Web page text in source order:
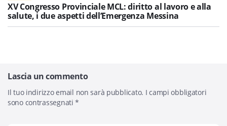
XV Congresso Provinciale MCL: diritto al lavoro e alla
salute, i due aspetti dell’Emergenza Messina
Lascia un commento
Il tuo indirizzo email non sarà pubblicato. I campi obbligatori
sono contrassegnati*